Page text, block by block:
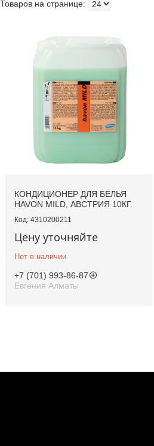
КОНДИЦИОНЕР ДЛЯ БЕЛЬЯ
HAVON MILD, АВСТРИЯ 10КГ.
4310200211
Цену уточняйте
Нет в наличии
+7 (701) 993-86-87
Евгения Алматы